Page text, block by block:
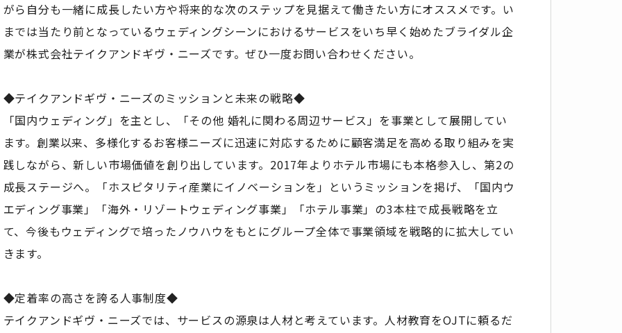
がら自分も一緒に成長したい方や将来的な次のステップを見据えて働きたい方にオススメです。い
までは当たり前となっているウェディングシーンにおけるサービスをいち早く始めたブライダル企
業が株式会社テイクアンドギヴ・ニーズです。ぜひ一度お問い合わせください。
◆テイクアンドギヴ・ニーズのミッションと未来の戦略◆
「国内ウェディング」を主とし、「その他 婚礼に関わる周辺サービス」を事業として展開してい
ます。創業以来、多様化するお客様ニーズに迅速に対応するために顧客満足を高める取り組みを実
践しながら、新しい市場価値を創り出しています。2017年よりホテル市場にも本格参入し、第2の
成長ステージへ。「ホスピタリティ産業にイノベーションを」というミッションを掲げ、「国内ウ
エディング事業」「海外・リゾートウェディング事業」「ホテル事業」の3本柱で成長戦略を立
て、今後もウェディングで培ったノウハウをもとにグループ全体で事業領域を戦略的に拡大してい
きます。
◆定着率の高さを誇る人事制度◆
テイクアンドギヴ・ニーズでは、サービスの源泉は人材と考えています。人材教育をOJTに頼るだ